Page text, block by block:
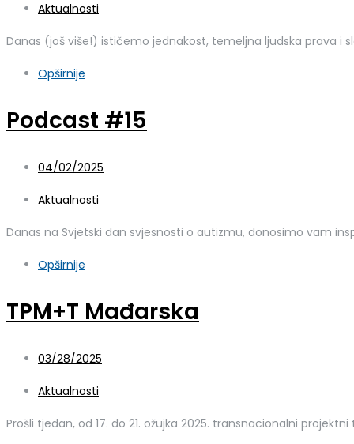
Aktualnosti
Danas (još više!) ističemo jednakost, temeljna ljudska prava i
Opširnije
Podcast #15
04/02/2025
Aktualnosti
Danas na Svjetski dan svjesnosti o autizmu, donosimo vam
Opširnije
TPM+T Mađarska
03/28/2025
Aktualnosti
Prošli tjedan, od 17. do 21. ožujka 2025. transnacionalni